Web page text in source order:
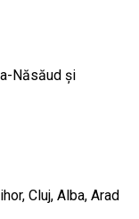
Năsăud și
Cluj, Alba, Arad